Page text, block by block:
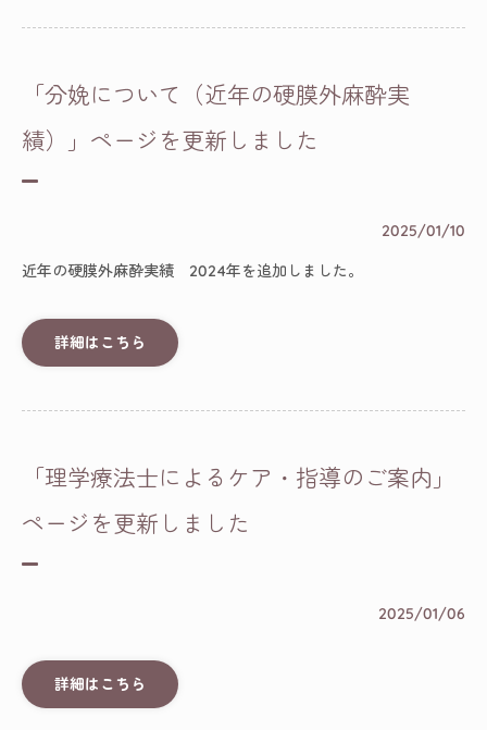
「分娩について（近年の硬膜外麻酔実
績）」ページを更新しました
2025/01/10
近年の硬膜外麻酔実績 2024年を追加しました。
詳細はこちら
「理学療法士によるケア・指導のご案内」
ページを更新しました
2025/01/06
詳細はこちら